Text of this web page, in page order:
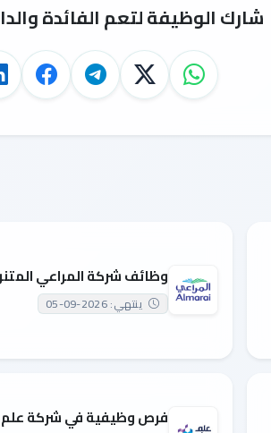
شارك الوظيفة لتعم الفائدة
وظائف شركة المراعي
ينتهي: 2026-09-05
فرص وظيفية في شركة علم